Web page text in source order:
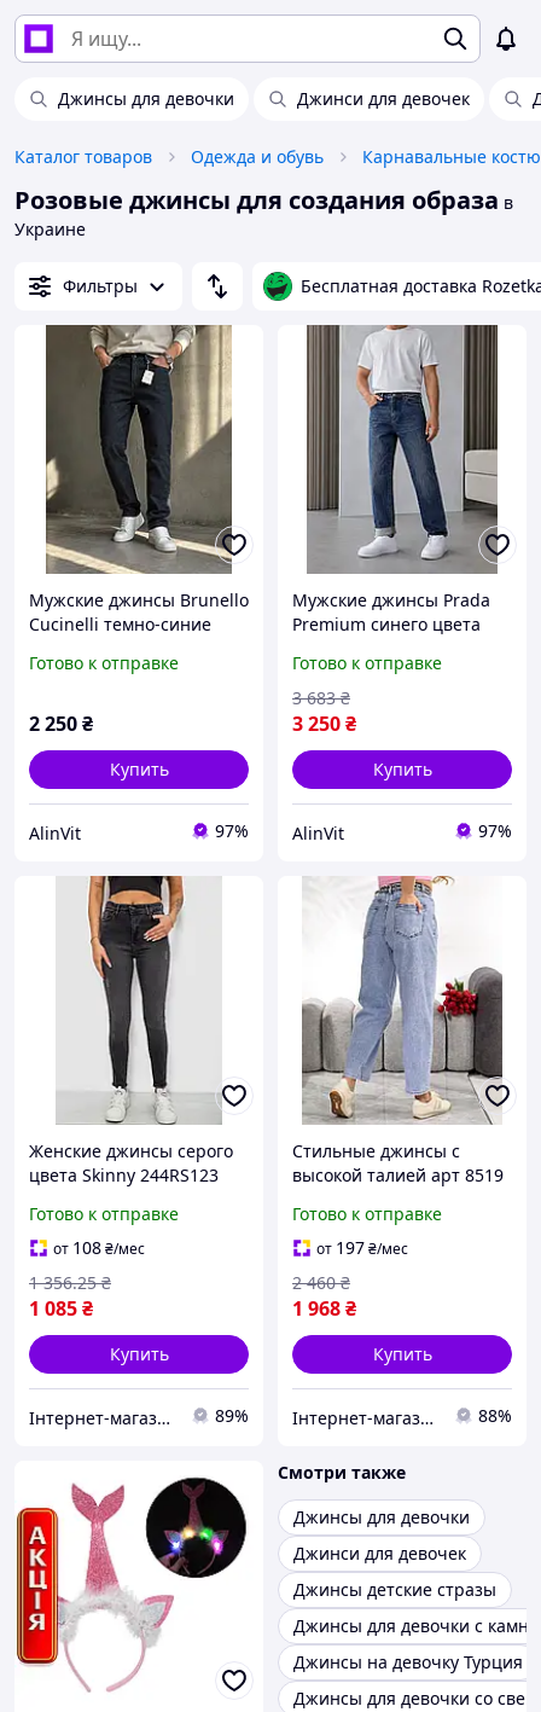
Джинсы для девочки Джинси для девочек
Каталог товаров Одежда и обувь Карнавальные
Розовые джинсы для создания образа в
Украине
Фильтры Бесплатная доставка
Мужские джинсы Brunello
Cucinelli темно-синие
выбор для создания
повседневного образа
РАЗМЕР38
Готово к отправке
2 250₴
Купить
AlinVit 97%
Мужские джинсы Prada
Premium синего цвета
посадки W30 W38 СЕЗОН
2026/27 модель для
создания современного
образа
Готово к отправке
3 250₴
3 683 ₴
Купить
AlinVit 97%
Женские джинсы серого
цвета Skinny 244RS123
образа из плотного
материала
Готово к отправке
от 108₴/мес
1 085₴
1 356.25 ₴
Купить
Інтернет-магазин Look 100 Clothes 89%
Стильные джинсы с
высокой талией арт 8519
создания повседневных
образов
Готово к отправке
от 197₴/мес
1 968₴
2 460 ₴
Купить
Інтернет-магазин Min Price 88%
Смотри также
Джинсы для девочки
Джинси для девочек
Джинсы детские стразы
Джинсы для девочки с
Джинсы на девочку Турция
Джинсы для девочки со